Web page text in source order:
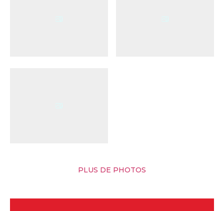
PLUS DE PHOTOS